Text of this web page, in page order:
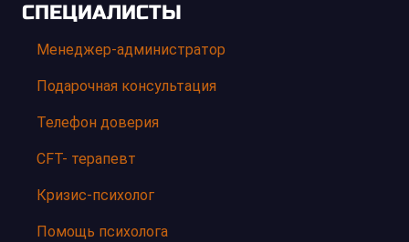
СПЕЦИАЛИСТЫ
Менеджер-администратор
Подарочная консультация
Телефон доверия
CFT- терапевт
Кризис-психолог
Помощь психолога